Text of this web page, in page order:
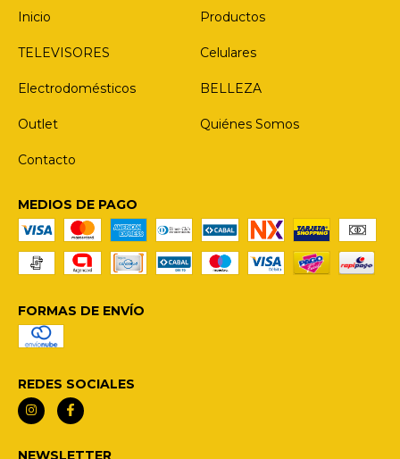
Inicio
Productos
TELEVISORES Celulares
Electrodomésticos BELLEZA
Outlet Quiénes Somos
Contacto
MEDIOS DE PAGO
FORMAS DE ENVÍO
REDES SOCIALES
NEWSLETTER